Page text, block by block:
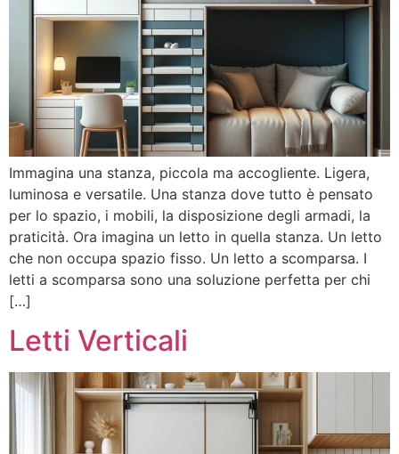
Immagina una stanza, piccola ma accogliente. Ligera,
luminosa e versatile. Una stanza dove tutto è pensato
per lo spazio, i mobili, la disposizione degli armadi, la
praticità. Ora imagina un letto in quella stanza. Un letto
che non occupa spazio fisso. Un letto a scomparsa. I
letti a scomparsa sono una soluzione perfetta per chi
[…]
Letti Verticali